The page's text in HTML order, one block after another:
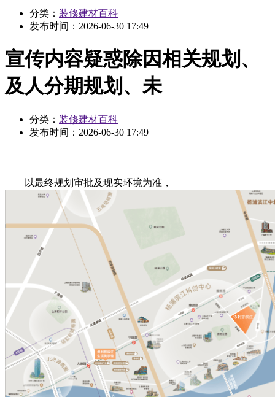
分类： 装修建材百科
发布时间： 2026-06-30 17:49
宣传内容疑惑除因相关规划、
及人分期规划、未
分类： 装修建材百科
发布时间： 2026-06-30 17:49
以最终规划审批及现实环境为准，